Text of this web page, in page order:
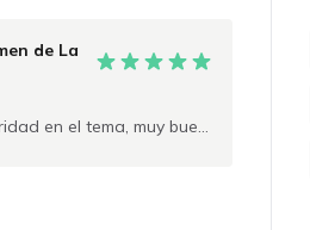
de receta, No olvides por
foto de receta previa con
para poder dejar respaldo
gracias, nos vemos en la
de La
muy buena explicación, excelente profesional.